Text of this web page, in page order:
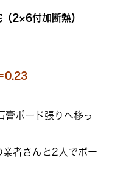
2×6付加断熱）
0.23
膏ボード張りへ移っ
者さんと2人でボー